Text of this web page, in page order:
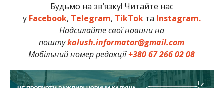
Будьмо на зв’язку! Читайте нас
у Facebook, Telegram, TikTokта Instagram.
Надсилайте свої новини на
поштуkalush.informator@gmail.com
Мобільний номер редакції+380 67 266 02 08